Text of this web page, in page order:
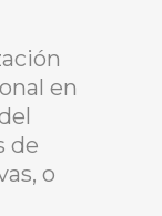
en
de
o